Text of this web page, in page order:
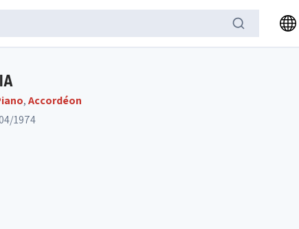
,Accordéon
1974